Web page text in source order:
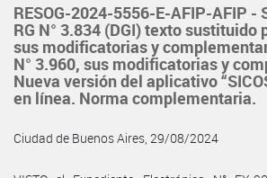
RESOG-2024-5556-E-AFIP-AFIP -
RG N° 3.834 (DGI) texto sustituido
sus modificatorias y
N° 3.960, sus modificatorias y
Nueva versión del aplicativo
en línea. Norma complementaria.
Ciudad de Buenos Aires, 29/08/2024